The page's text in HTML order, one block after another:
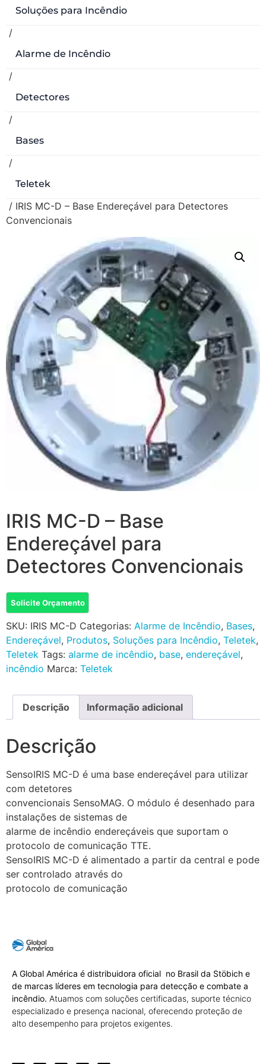
Soluções para Incêndio
/
Alarme de Incêndio
/
Detectores
/
Bases
/
Teletek
/ IRIS MC-D – Base Endereçável para Detectores
Convencionais
IRIS MC-D – Base
Endereçável para
Detectores Convencionais
Solicite Orçamento
SKU: IRIS MC-D Categorias: Alarme de Incêndio, Bases,
Endereçável, Produtos, Soluções para Incêndio, Teletek,
Teletek Tags: alarme de incêndio, base, endereçável,
incêndio Marca: Teletek
Descrição Informação adicional
Descrição
SensoIRIS MC-D é uma base endereçável para utilizar
com detetores
convencionais SensoMAG. O módulo é desenhado para
instalações de sistemas de
alarme de incêndio endereçáveis que suportam o
protocolo de comunicação TTE.
SensoIRIS MC-D é alimentado a partir da central e pode
ser controlado através do
protocolo de comunicação
A Global América é distribuidora oficial no Brasil da Stöbich e
de marcas líderes em tecnologia para detecção e combate a
incêndio. Atuamos com soluções certificadas, suporte técnico
especializado e presença nacional, oferecendo proteção de
alto desempenho para projetos exigentes.